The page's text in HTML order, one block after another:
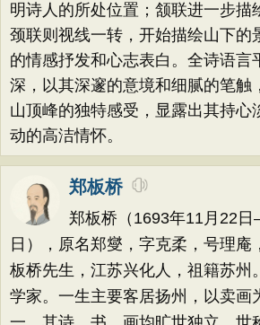
明诗人的所处位置；颔联进一步描
颈联则视线一转，开始描绘山下的
的情感抒发和心志表白。全诗语言
深，以其深邃的意境和细腻的笔触
山顶峰的独特感受，显露出其持心
动的高洁情怀。
郑板桥
郑板桥（1693年11月22
日），原名郑燮，字克柔，号理庵
板桥先生，江苏兴化人，祖籍苏州
学家。一生主要客居扬州，以卖画